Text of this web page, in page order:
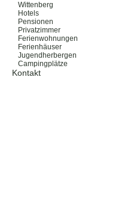
Wittenberg
Hotels
Pensionen
Privatzimmer
Ferienwohnungen
Ferienhäuser
Jugendherbergen
Campingplätze
Kontakt